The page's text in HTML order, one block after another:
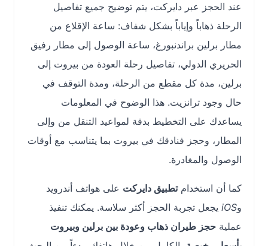
عند الحجز عبر دايركت، يتم توضيح جميع تفاصيل
الرحلة ذهاباً وإياباً بشكل شفاف: ساعة الإقلاع من
مطار برلين براندنبورغ، ساعة الوصول إلى مطار رفيق
الحريري الدولي، تفاصيل رحلة العودة من بيروت إلى
برلين، مدة كل مقطع من الرحلة، ومدة التوقف في
حال وجود ترانزيت. هذا الوضوح في المعلومات
يساعدك على التخطيط بدقة لمواعيد التنقل من وإلى
المطار، وحجز فنادقك في بيروت بما يتناسب مع أوقات
الوصول والمغادرة.
كما أن استخدامتطبيق دايركتعلى هواتف أندرويد
يجعل تجربة الحجز أكثر سلاسة. يمكنك تنفيذ
عمليةحجز طيران ذهاب وعودة بين برلين وبيروت